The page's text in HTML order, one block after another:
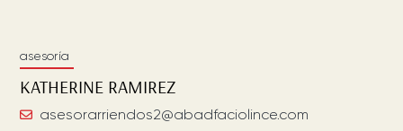
asesoría
KATHERINE RAMIREZ
asesorarriendos2@abadfaciolince.com